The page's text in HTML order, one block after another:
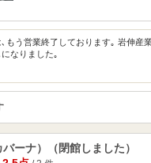
､もう営業終了しております｡ 岩伸産
なりました｡
ーナ）（閉館しました）